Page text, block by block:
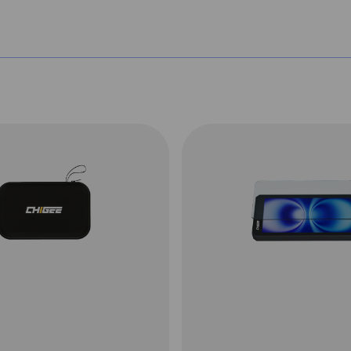
scherm geschikt voor Apple Carplay
start je route en ga op pad. Op